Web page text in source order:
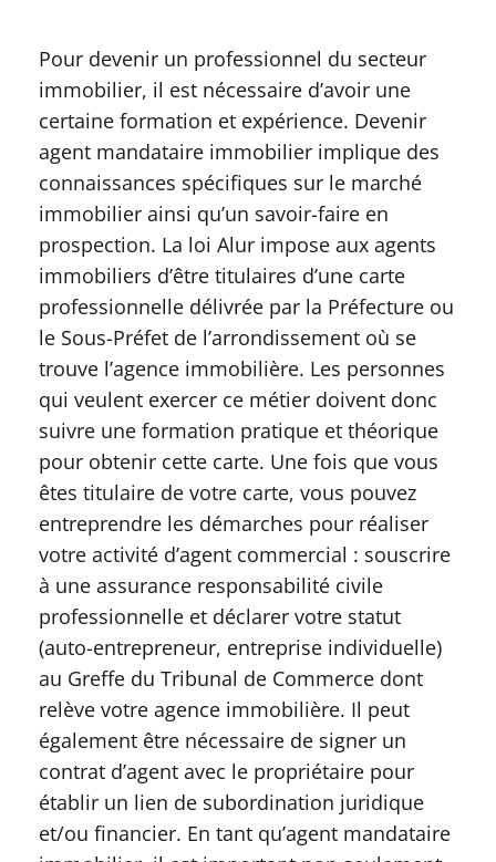
Pour devenir un professionnel du secteur
immobilier, il est nécessaire d’avoir une
certaine formation et expérience. Devenir
agent mandataire immobilier implique des
connaissances spécifiques sur le marché
immobilier ainsi qu’un savoir-faire en
prospection. La loi Alur impose aux agents
immobiliers d’être titulaires d’une carte
professionnelle délivrée par la Préfecture ou
le Sous-Préfet de l’arrondissement où se
trouve l’agence immobilière. Les personnes
qui veulent exercer ce métier doivent donc
suivre une formation pratique et théorique
pour obtenir cette carte. Une fois que vous
êtes titulaire de votre carte, vous pouvez
entreprendre les démarches pour réaliser
votre activité d’agent commercial : souscrire
à une assurance responsabilité civile
professionnelle et déclarer votre statut
(auto-entrepreneur, entreprise individuelle)
au Greffe du Tribunal de Commerce dont
relève votre agence immobilière. Il peut
également être nécessaire de signer un
contrat d’agent avec le propriétaire pour
établir un lien de subordination juridique
et/ou financier. En tant qu’agent mandataire